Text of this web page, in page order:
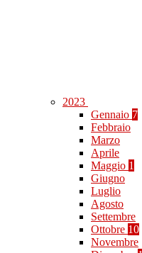
2023
Gennaio 7
Febbraio
Marzo
Aprile
Maggio 1
Giugno
Luglio
Agosto
Settembre
Ottobre 10
Novembre